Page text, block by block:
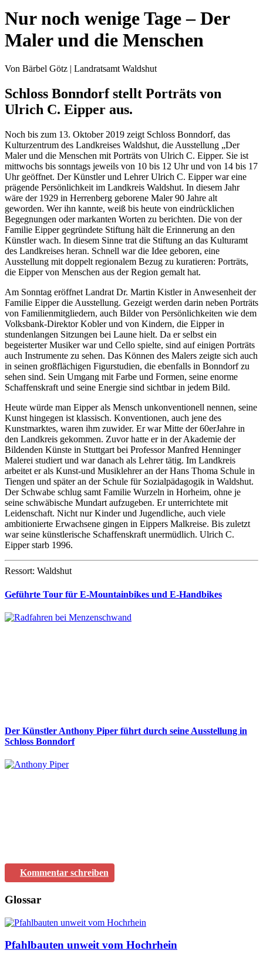
Nur noch wenige Tage – Der
Maler und die Menschen
Von Bärbel Götz | Landratsamt Waldshut
Schloss Bonndorf stellt Porträts von
Ulrich C. Eipper aus.
Noch bis zum 13. Oktober 2019 zeigt Schloss Bonndorf, das
Kulturzentrum des Landkreises Waldshut, die Ausstellung „Der
Maler und die Menschen mit Porträts von Ulrich C. Eipper. Sie ist
mittwochs bis sonntags jeweils von 10 bis 12 Uhr und von 14 bis 17
Uhr geöffnet. Der Künstler und Lehrer Ulrich C. Eipper war eine
prägende Persönlichkeit im Landkreis Waldshut. In diesem Jahr
wäre der 1929 in Herrenberg geborene Maler 90 Jahre alt
geworden. Wer ihn kannte, weiß bis heute von eindrücklichen
Begegnungen oder markanten Worten zu berichten. Die von der
Familie Eipper gegründete Stiftung hält die Erinnerung an den
Künstler wach. In diesem Sinne trat die Stiftung an das Kulturamt
des Landkreises heran. Schnell war die Idee geboren, eine
Ausstellung mit doppelt regionalem Bezug zu kuratieren: Porträts,
die Eipper von Menschen aus der Region gemalt hat.
Am Sonntag eröffnet Landrat Dr. Martin Kistler in Anwesenheit der
Familie Eipper die Ausstellung. Gezeigt werden darin neben Porträts
von Familienmitgliedern, auch Bilder von Persönlichkeiten wie dem
Volksbank-Direktor Kobler und von Kindern, die Eipper in
stundenlangen Sitzungen bei Laune hielt. Da er selbst ein
begeisterter Musiker war und Cello spielte, sind auf einigen Porträts
auch Instrumente zu sehen. Das Können des Malers zeigte sich auch
in seinen großflächigen Figurstudien, die ebenfalls in Bonndorf zu
sehen sind. Sein Umgang mit Farbe und Formen, seine enorme
Schaffenskraft und seine Energie sind sichtbar in jedem Bild.
Heute würde man Eipper als Mensch unkonventionell nennen, seine
Kunst hingegen ist klassisch. Konventionen, auch jene des
Kunstmarktes, waren ihm zuwider. Er war Mitte der 60erJahre in
den Landkreis gekommen. Zuvor hatte er in der Akademie der
Bildenden Künste in Stuttgart bei Professor Manfred Henninger
Malerei studiert und war danach als Lehrer tätig. Im Landkreis
arbeitet er als Kunst-und Musiklehrer an der Hans Thoma Schule in
Tiengen und später an der Schule für Sozialpädagogik in Waldshut.
Der Schwabe schlug samt Familie Wurzeln in Horheim, ohne je
seine schwäbische Mundart aufzugeben. Er unterrichtete mit
Leidenschaft. Nicht nur Kinder und Jugendliche, auch viele
ambitionierte Erwachsene gingen in Eippers Malkreise. Bis zuletzt
war seine künstlerische Schaffenskraft unermüdlich. Ulrich C.
Eipper starb 1996.
Ressort: Waldshut
Geführte Tour für E-Mountainbikes und E-Handbikes
Der Künstler Anthony Piper führt durch seine Ausstellung in
Schloss Bonndorf
Kommentar schreiben
Glossar
Pfahlbauten unweit vom Hochrhein